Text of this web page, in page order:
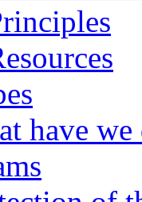
have we